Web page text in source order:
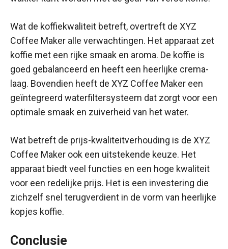
Wat de koffiekwaliteit betreft, overtreft de XYZ
Coffee Maker alle verwachtingen. Het apparaat zet
koffie met een rijke smaak en aroma. De koffie is
goed gebalanceerd en heeft een heerlijke crema-
laag. Bovendien heeft de XYZ Coffee Maker een
geïntegreerd waterfiltersysteem dat zorgt voor een
optimale smaak en zuiverheid van het water.
Wat betreft de prijs-kwaliteitverhouding is de XYZ
Coffee Maker ook een uitstekende keuze. Het
apparaat biedt veel functies en een hoge kwaliteit
voor een redelijke prijs. Het is een investering die
zichzelf snel terugverdient in de vorm van heerlijke
kopjes koffie.
Conclusie